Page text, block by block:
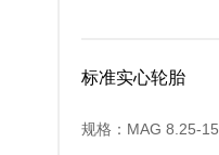
标准实心轮胎
规格：MAG 8.25-15